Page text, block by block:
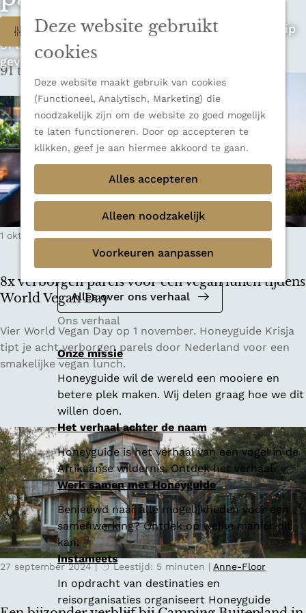
Deze website gebruikt
cookies
Deze website maakt gebruik van cookies
(Functioneel, Analytisch, Marketing) die
noodzakelijk zijn om de website zo goed mogelijk
te laten functioneren. Door op accepteren te
klikken, geef je aan hiermee akkoord te gaan.
Alles accepteren
Alleen noodzakelijk
Voorkeuren aanpassen
n
a
r
e
h
o
m
e
p
a
e
u
Thema's
Verborgen parels
Mediakit 2026
Bekijk de mediakit en ontdek de
mogelijkheden om samen te werken.
Alles over ons verhaal
Ons verhaal
Onze missie
Honeyguide wil de wereld een mooiere en
betere plek maken. Wij delen graag hoe we dit
willen doen.
Het verhaal achter de naam
Honeyguide is het verhaal van een vogel in de
Afrikaanse wildernis. Ontdek het verhaal.
Werk samen met Honeyguide
Benieuwd naar alle mogelijkheden voor een
samenwerking? Ontdek op welke manier dit
kan.
Instameets
In opdracht van destinaties en
reisorganisaties organiseert Honeyguide
Op zoek naar de ultieme rondreis, een stedentrip
of avontuur in de natuur? Onze Honeyguides
geven je alle inspiratie.
W
a
t
z
o
e
k
j
e
Filter
91 t/m 99 van 348 resultaten
8x verborgen parels voor een vegan lunch tijdens
World Vegan Day
1 oktober 2024
8
x
v
o
r
g
e
n
p
a
r
e
v
Vier World Vegan Day op 1 november. Honeyguide Krisja
tipt je acht verborgen parels door Nederland voor een
smakelijke vegan lunch.
27 september 2024 | Leestijd: 5 minuten | Anne-Floor